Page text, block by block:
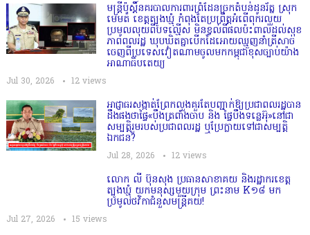
មន្ត្រីប៉ុស្តិ៍នគរបាលការពារព្រំដែនច្រកតំបន់ដូនរ័ត្ន ស្រុក
មេមត់ ខេត្តត្បូងឃ្មុំ កំពុងតែប្រព្រឹត្តអំពើពុករលួយ
ប្រមូលលុយពីបទល្មើស មិនខ្វល់ពីផលប៉ះពាល់ដល់សុខ
ភាពពលរដ្ឋ ឃុបឃិតគ្នាបើកដៃអោយឈ្មួញនាំត្រីសាច់
ចេញពីប្រទេសវៀតណាមចូលមកកម្ពុជាខុសច្បាប់យ៉ាង
អាណាធិបតេយ្យ
Jul 30, 2026 12views
អាជ្ញាធរសង្កាត់ព្រែកលួងគួរតែបញ្ជាក់ឱ្យប្រជាពលរដ្ឋបាន
ដឹងផងថាផ្ទៃ«បឹងត្រពាំងចាប និង ផ្ទៃបឹងទន្លេអ៊ុ»នៅជា
សម្បត្តិរួមរបស់ប្រជាពលរដ្ឋ ឬប្រែក្លាយទៅជាសម្បត្តិ
ឯកជន?
Jul 28, 2026 12views
លោក លី ប៊ុនសុង ប្រធានសាខាគយ និងរដ្ឋាករខេត្ត
ត្បូងឃ្មុំ យកមនុស្សមួយក្រុម ព្រះនាម K១៨ មក
ប្រមូលថវិកាជំនួសមន្ត្រីគយ!
Jul 27, 2026 15 views